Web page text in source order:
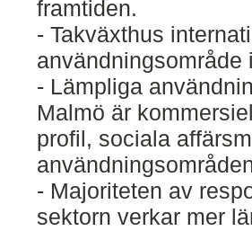
framtiden.
- Takväxthus
användningsområde
- Lämpliga
Malmö är
profil, sociala
- Majoriteten av
sektorn verkar mer